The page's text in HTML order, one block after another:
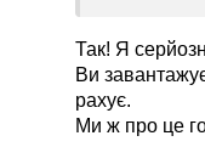
Так! Я
Ви
рахує.
Ми ж про це